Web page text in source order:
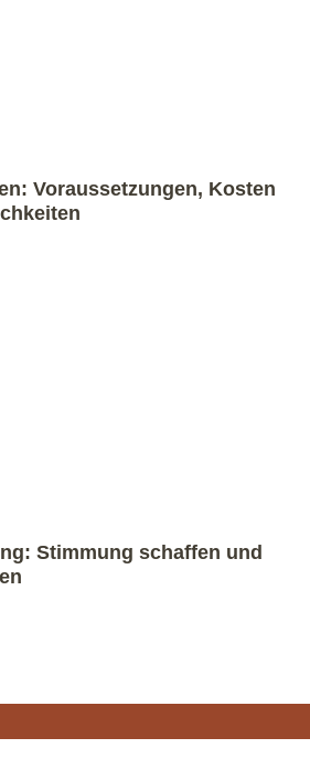
Voraussetzungen, Kosten
Stimmung schaffen und